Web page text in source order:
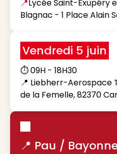
📍Lycée Saint-Exupéry
Blagnac - 1 Place Alain
Vendredi 5 juin
⏱️ 09H - 18H30
📍 Liebherr-Aerospace
de la Femelle, 82370
📍 Pau /